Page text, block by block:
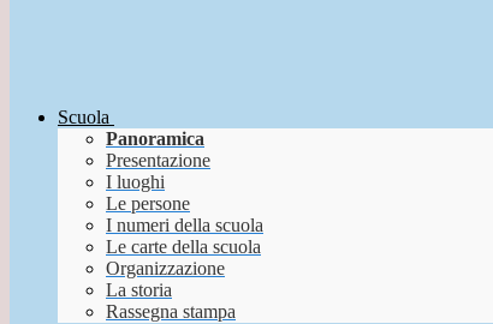
Scuola
Panoramica
Presentazione
I luoghi
Le persone
I numeri della scuola
Le carte della scuola
Organizzazione
La storia
Rassegna stampa